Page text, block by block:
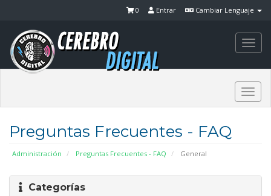
Cambiar Lenguaje
Entrar
0
Preguntas Frecuentes - FAQ
Administración Preguntas Frecuentes - FAQ General
Categorías